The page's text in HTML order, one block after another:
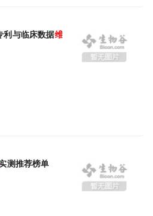
利与临床数据维度 解析
测推荐榜单